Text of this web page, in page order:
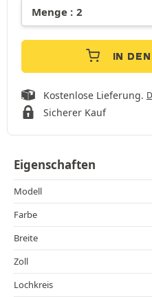
IN
Kostenlose Lieferung.
Sicherer Kauf
Eigenschaften
Modell
Farbe
Breite
Zoll
Lochkreis